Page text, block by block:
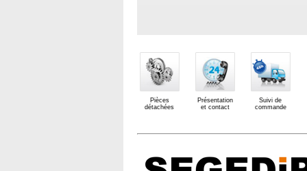
Pièces
détachées
Présentation
et contact
Suivi de
commande